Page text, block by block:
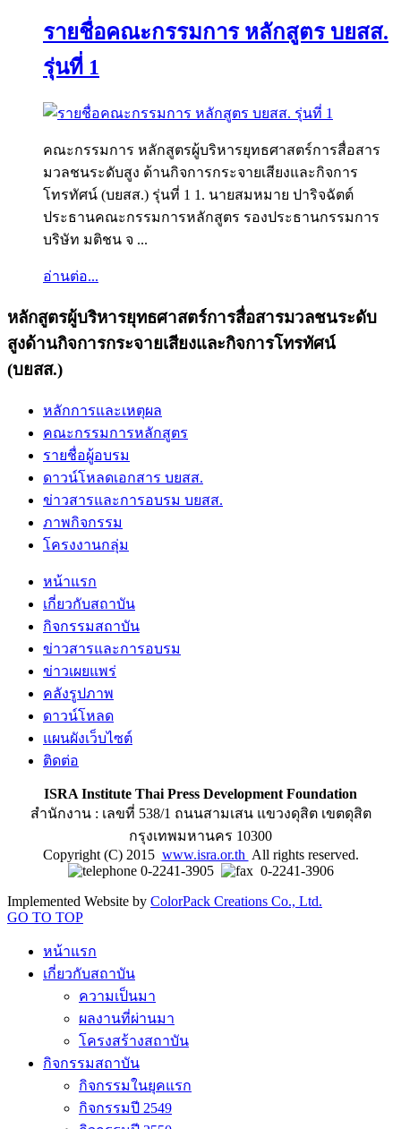
รายชื่อคณะกรรมการ หลักสูตร บยสส.
รุ่นที่ 1
คณะกรรมการ หลักสูตรผู้บริหารยุทธศาสตร์การสื่อสาร
มวลชนระดับสูง ด้านกิจการกระจายเสียงและกิจการ
โทรทัศน์ (บยสส.) รุ่นที่ 1 1. นายสมหมาย ปาริจฉัตต์
ประธานคณะกรรมการหลักสูตร รองประธานกรรมการ
บริษัท มติชน จ ...
อ่านต่อ...
หลักสูตรผู้บริหารยุทธศาสตร์การสื่อสารมวลชนระดับ
สูงด้านกิจการกระจายเสียงและกิจการโทรทัศน์
(บยสส.)
หลักการและเหตุผล
คณะกรรมการหลักสูตร
รายชื่อผู้อบรม
ดาวน์โหลดเอกสาร บยสส.
ข่าวสารและการอบรม บยสส.
ภาพกิจกรรม
โครงงานกลุ่ม
หน้าแรก
เกี่ยวกับสถาบัน
กิจกรรมสถาบัน
ข่าวสารและการอบรม
ข่าวเผยแพร่
คลังรูปภาพ
ดาวน์โหลด
แผนผังเว็บไซต์
ติดต่อ
ISRA Institute Thai Press Development Foundation
สำนักงาน : เลขที่ 538/1 ถนนสามเสน แขวงดุสิต เขตดุสิต
กรุงเทพมหานคร 10300
Copyright (C) 2015 www.isra.or.th All rights reserved.
0-2241-3905
0-2241-3906
Implemented Website by ColorPack Creations Co., Ltd.
GO TO TOP
หน้าแรก
เกี่ยวกับสถาบัน
ความเป็นมา
ผลงานที่ผ่านมา
โครงสร้างสถาบัน
กิจกรรมสถาบัน
กิจกรรมในยุคแรก
กิจกรรมปี 2549